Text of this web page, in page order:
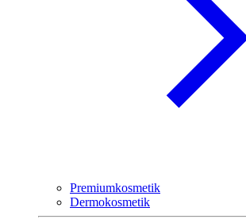
Premiumkosmetik
Dermokosmetik